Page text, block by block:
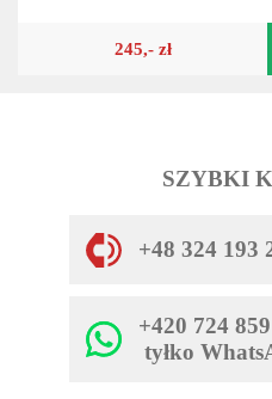
245,- zł
SZYBKI
+48 324 193
+420 724
tyłko